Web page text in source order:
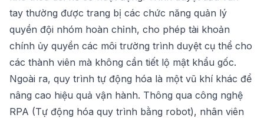
tay thường được trang bị các chức năng quản lý
quyền đội nhóm hoàn chỉnh, cho phép tài khoản
chính ủy quyền các môi trường trình duyệt cụ thể cho
các thành viên mà không cần tiết lộ mật khẩu gốc.
Ngoài ra, quy trình tự động hóa là một vũ khí khác để
nâng cao hiệu quả vận hành. Thông qua công nghệ
RPA (Tự động hóa quy trình bằng robot), nhân viên